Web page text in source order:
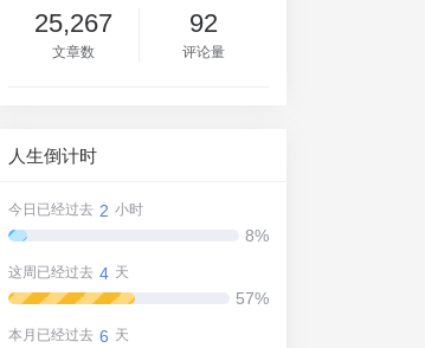
25,267
文章数
92
评论量
人生倒计时
今日已经过去 2 小时
8%
这周已经过去 4 天
57%
本月已经过去 6 天